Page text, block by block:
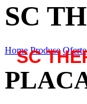
SC
SC
Home Produse Oferte